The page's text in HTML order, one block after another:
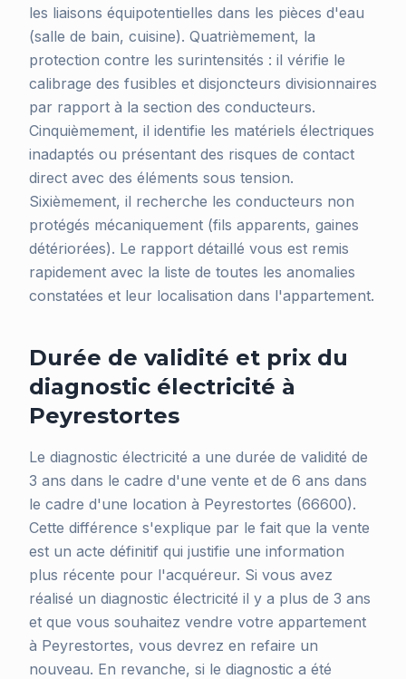
les liaisons équipotentielles dans les pièces d'eau
(salle de bain, cuisine). Quatrièmement, la
protection contre les surintensités : il vérifie le
calibrage des fusibles et disjoncteurs divisionnaires
par rapport à la section des conducteurs.
Cinquièmement, il identifie les matériels électriques
inadaptés ou présentant des risques de contact
direct avec des éléments sous tension.
Sixièmement, il recherche les conducteurs non
protégés mécaniquement (fils apparents, gaines
détériorées). Le rapport détaillé vous est remis
rapidement avec la liste de toutes les anomalies
constatées et leur localisation dans l'appartement.
Durée de validité et prix du
diagnostic électricité à
Peyrestortes
Le diagnostic électricité a une durée de validité de
3 ans dans le cadre d'une vente et de 6 ans dans
le cadre d'une location à Peyrestortes (66600).
Cette différence s'explique par le fait que la vente
est un acte définitif qui justifie une information
plus récente pour l'acquéreur. Si vous avez
réalisé un diagnostic électricité il y a plus de 3 ans
et que vous souhaitez vendre votre appartement
à Peyrestortes, vous devrez en refaire un
nouveau. En revanche, si le diagnostic a été